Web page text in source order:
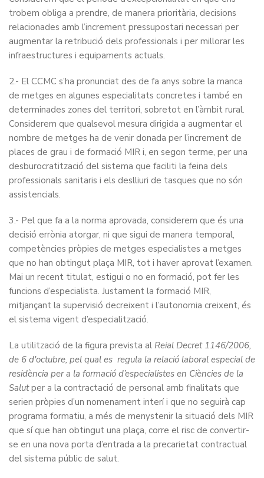
trobem obliga a prendre, de manera prioritària, decisions
relacionades amb l’increment pressupostari necessari per
augmentar la retribució dels professionals i per millorar les
infraestructures i equipaments actuals.
2.- El CCMC s’ha pronunciat des de fa anys sobre la manca
de metges en algunes especialitats concretes i també en
determinades zones del territori, sobretot en l’àmbit rural.
Considerem que qualsevol mesura dirigida a augmentar el
nombre de metges ha de venir donada per l’increment de
places de grau i de formació MIR i, en segon terme, per una
desburocratització del sistema que faciliti la feina dels
professionals sanitaris i els deslliuri de tasques que no són
assistencials.
3.- Pel que fa a la norma aprovada, considerem que és una
decisió errònia atorgar, ni que sigui de manera temporal,
competències pròpies de metges especialistes a metges
que no han obtingut plaça MIR, tot i haver aprovat l’examen.
Mai un recent titulat, estigui o no en formació, pot fer les
funcions d’especialista. Justament la formació MIR,
mitjançant la supervisió decreixent i l’autonomia creixent, és
el sistema vigent d’especialització.
La utilització de la figura prevista al Reial Decret 1146/2006,
de 6 d'octubre, pel qual es regula la relació laboral especial de
residència per a la formació d’especialistes en Ciències de la
Salutper a la contractació de personal amb finalitats que
serien pròpies d’un nomenament interí i que no seguirà cap
programa formatiu, a més de menystenir la situació dels MIR
que sí que han obtingut una plaça, corre el risc de convertir-
se en una nova porta d’entrada a la precarietat contractual
del sistema públic de salut.